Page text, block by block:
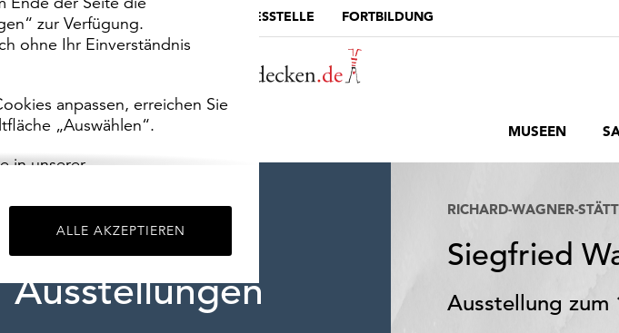
zur Verfügung.
ohne Ihr Einverständnis
anpassen, erreichen Sie
„Auswählen“.
in unserer
ALLE AKZEPTIEREN
MUSEUMSPORTAL DIE LANDESSTELLE FORTBILDUNG
MUSEEN
Ausstellungen
RICHARD-WAGNER-
Siegfried
Ausstellung zum